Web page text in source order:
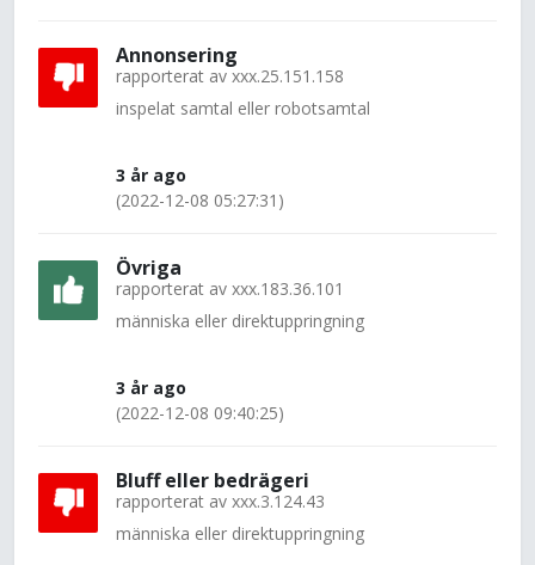
Annonsering
rapporterat av xxx.25.151.158
inspelat samtal eller robotsamtal
3 år ago
(2022-12-08 05:27:31)
Övriga
rapporterat av xxx.183.36.101
människa eller direktuppringning
3 år ago
(2022-12-08 09:40:25)
Bluff eller bedrägeri
rapporterat av xxx.3.124.43
människa eller direktuppringning